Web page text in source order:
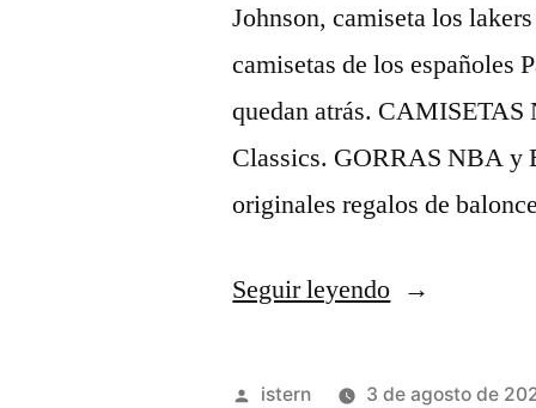
Johnson, camiseta los
camisetas de los españoles
quedan atrás.
Classics. GORRAS NBA y
originales regalos de
Seguir leyendo«top
camisetas
Publicado
istern 3 de agosto de